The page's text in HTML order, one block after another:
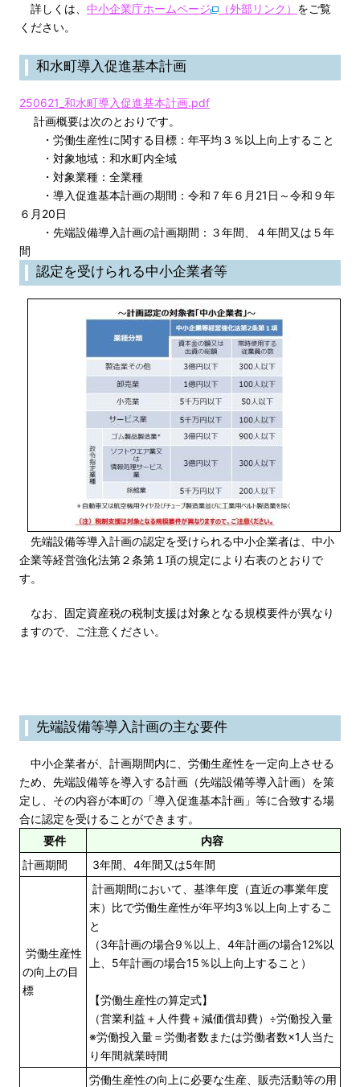
詳しくは、 中小企業庁ホームページ （外部リンク） をご覧
ください。
和水町導入促進基本計画
250621_和水町導入促進基本計画.pdf
計画概要は次のとおりです。
・労働生産性に関する目標：年平均３％以上向上すること
・対象地域：和水町内全域
・対象業種：全業種
・導入促進基本計画の期間：令和７年６月21日～令和９年
６月20日
・先端設備導入計画の計画期間：３年間、４年間又は５年
間
認定を受けられる中小企業者等
先端設備等導入計画の認定を受けられる中小企業者は、中小
企業等経営強化法第２条第１項の規定により右表のとおりで
す。
なお、固定資産税の税制支援は対象となる規模要件が異なり
ますので、ご注意ください。
先端設備等導入計画の主な要件
中小企業者が、計画期間内に、労働生産性を一定向上させる
ため、先端設備等を導入する計画（先端設備等導入計画）を策
定し、その内容が本町の「導入促進基本計画」等に合致する場
合に認定を受けることができます。
要件
内容
計画期間
3年間、4年間又は5年間
労働生産性
の向上の目
標
計画期間において、基準年度（直近の事業年度
末）比で労働生産性が年平均3％以上向上するこ
と
（3年計画の場合9％以上、4年計画の場合12%以
上、5年計画の場合15％以上向上すること）
【労働生産性の算定式】
（営業利益＋人件費＋減価償却費）÷労働投入量
※労働投入量＝労働者数または労働者数×1人当た
り年間就業時間
労働生産性の向上に必要な生産、販売活動等の用